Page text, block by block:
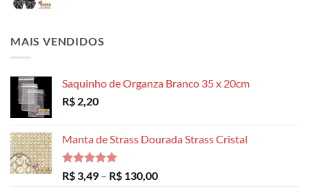
MAIS VENDIDOS
Saquinho de Organza Branco 35 x 20cm
R$ 2,20
Manta de Strass Dourada Strass Cristal
Avaliação
5.00
de 5
R$ 3,49 – R$ 130,00Faixa